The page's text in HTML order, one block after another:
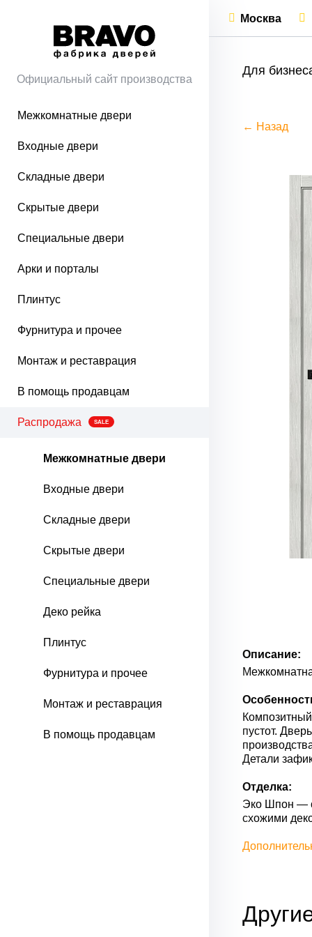
Официальный сайт производства
Межкомнатные двери
Входные двери
Складные двери
Скрытые двери
Специальные двери
Арки и порталы
Плинтус
Фурнитура и прочее
Монтаж и реставрация
В помощь продавцам
Распродажа SALE
Межкомнатные двери
Входные двери
Складные двери
Скрытые двери
Специальные двери
Деко рейка
Плинтус
Фурнитура и прочее
Монтаж и реставрация
В помощь продавцам
Москва
Для
← Назад
Описание:
пустот.
Детали
Отделка:
Эко Шпон —
схожими